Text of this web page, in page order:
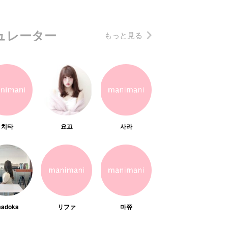
レーター もっと見る
치타 요꼬 사라
リファ 마쮸